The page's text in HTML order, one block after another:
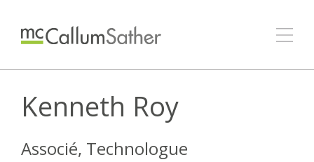
Kenneth Roy
Associé, Technologue